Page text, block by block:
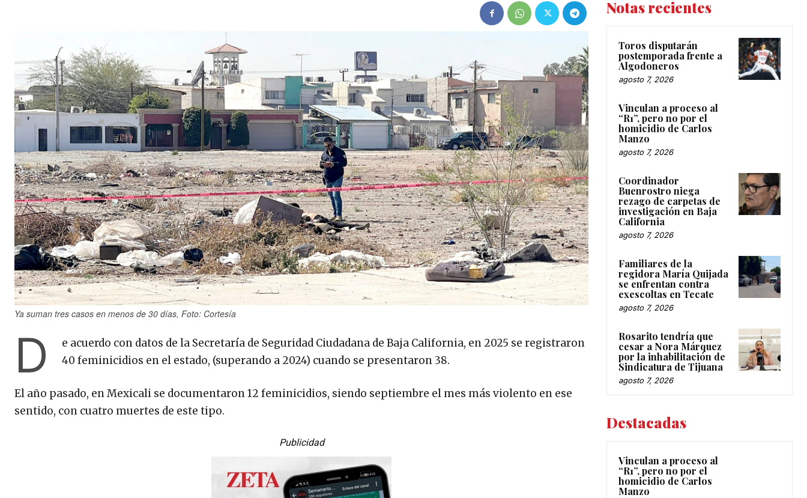
Ya suman tres casos en menos de 30 días, Foto: Cortesía
D
e acuerdo con datos de la Secretaría de Seguridad Ciudadana de Baja California, en 2025 se registraron
40 feminicidios en el estado, (superando a 2024) cuando se presentaron 38.
El año pasado, en Mexicali se documentaron 12 feminicidios, siendo septiembre el mes más violento en ese
sentido, con cuatro muertes de este tipo.
Publicidad
Notas recientes
Toros disputarán
postemporada frente a
Algodoneros
agosto 7, 2026
Vinculan a proceso al
“R1”, pero no por el
homicidio de Carlos
Manzo
agosto 7, 2026
Coordinador
Buenrostro niega
rezago de carpetas de
investigación en Baja
California
agosto 7, 2026
Familiares de la
regidora María Quijada
se enfrentan contra
exescoltas en Tecate
agosto 7, 2026
Rosarito tendría que
cesar a Nora Márquez
por la inhabilitación de
Sindicatura de Tijuana
agosto 7, 2026
Destacadas
Vinculan a proceso al
“R1”, pero no por el
homicidio de Carlos
Manzo